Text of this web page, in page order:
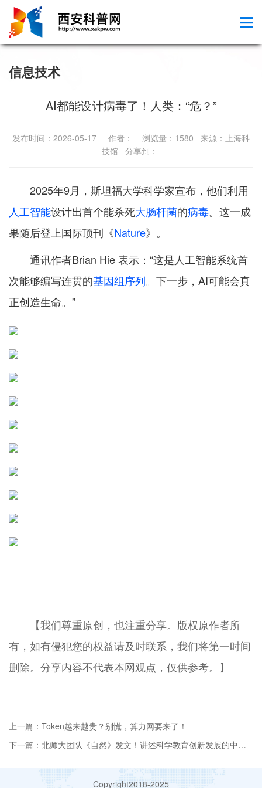
信息技术
AI都能设计病毒了！人类：“危？”
发布时间：2026-05-17 作者： 浏览量：1580 来源：上海科
技馆 分享到：
2025年9月，斯坦福大学科学家宣布，他们利用
人工智能设计出首个能杀死大肠杆菌的病毒。这一成
果随后登上国际顶刊《Nature》。
通讯作者Brian Hie 表示：“这是人工智能系统首
次能够编写连贯的基因组序列。下一步，AI可能会真
正创造生命。”
【我们尊重原创，也注重分享。版权原作者所
有，如有侵犯您的权益请及时联系，我们将第一时间
删除。分享内容不代表本网观点，仅供参考。】
上一篇：Token越来越贵？别慌，算力网要来了！
下一篇：北师大团队《自然》发文！讲述科学教育创新发展的中国故事！
Copyright2018-2025